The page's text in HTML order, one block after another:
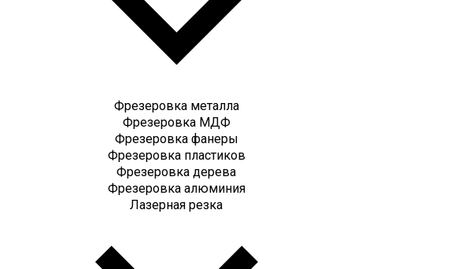
Фрезеровка металла
Фрезеровка МДФ
Фрезеровка фанеры
Фрезеровка пластиков
Фрезеровка дерева
Фрезеровка алюминия
Лазерная резка